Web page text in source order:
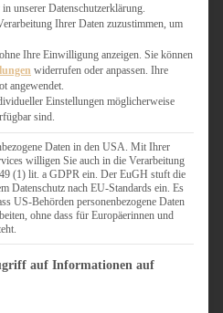
HERZHAFT
& SANDWICHES
FIX AUF DEM TISCH
FLEISCH & FISCH
/ BARBECUE
BACKEN
ONE-POT-GERICHTE
& NUDELGERICHTE
TARTES & QUICHES
REIS & RISOTTO
SALATE & SNACKS
SUPPENKASPEREIEN
in unserer Datenschutzerklärung.
Ihrer Daten zuzustimmen, um
Ihre Einwilligung anzeigen. Sie können
widerrufen oder anpassen. Ihre
angewendet.
Einstellungen möglicherweise
sind.
Daten in den USA. Mit Ihrer
willigen Sie auch in die Verarbeitung
(1) lit. a GDPR ein. Der EuGH stuft die
Datenschutz nach EU-Standards ein. Es
US-Behörden personenbezogene Daten
ohne dass für Europäerinnen und
Zwecke des IAB Transparency and Consent
auf Informationen auf